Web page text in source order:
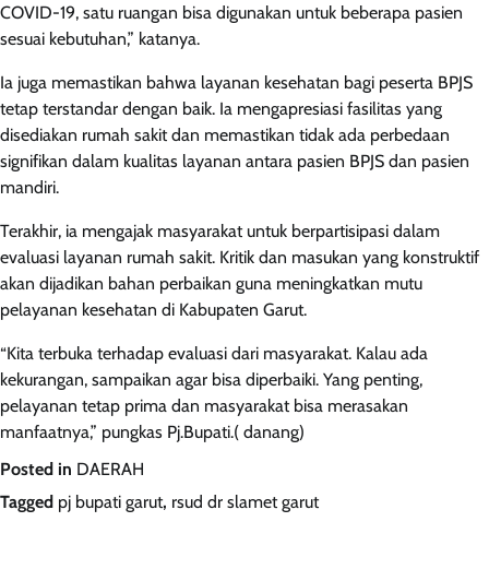
COVID-19, satu ruangan bisa digunakan untuk beberapa pasien
sesuai kebutuhan,” katanya.
Ia juga memastikan bahwa layanan kesehatan bagi peserta BPJS
tetap terstandar dengan baik. Ia mengapresiasi fasilitas yang
disediakan rumah sakit dan memastikan tidak ada perbedaan
signifikan dalam kualitas layanan antara pasien BPJS dan pasien
mandiri.
Terakhir, ia mengajak masyarakat untuk berpartisipasi dalam
evaluasi layanan rumah sakit. Kritik dan masukan yang konstruktif
akan dijadikan bahan perbaikan guna meningkatkan mutu
pelayanan kesehatan di Kabupaten Garut.
“Kita terbuka terhadap evaluasi dari masyarakat. Kalau ada
kekurangan, sampaikan agar bisa diperbaiki. Yang penting,
pelayanan tetap prima dan masyarakat bisa merasakan
manfaatnya,” pungkas Pj.Bupati.( danang)
Posted in DAERAH
Tagged pj bupati garut, rsud dr slamet garut